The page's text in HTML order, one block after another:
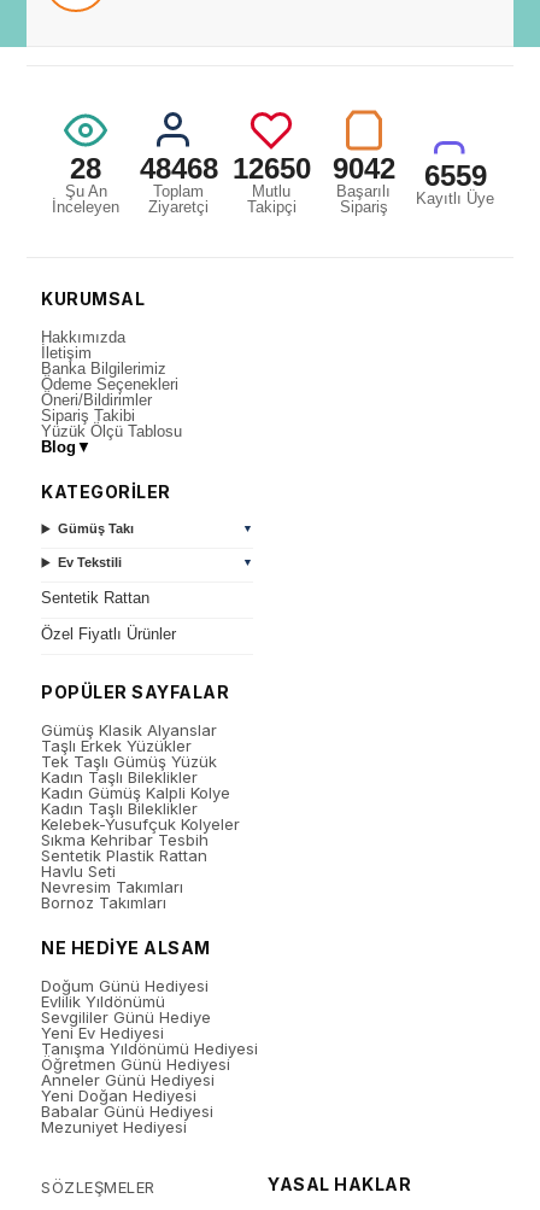
28
Şu An
İnceleyen
48468
Toplam
Ziyaretçi
12650
Mutlu
Takipçi
9042
Başarılı
Sipariş
6559
Kayıtlı Üye
KURUMSAL
Hakkımızda
İletişim
Banka Bilgilerimiz
Ödeme Seçenekleri
Öneri/Bildirimler
Sipariş Takibi
Yüzük Ölçü Tablosu
Blog ▼
KATEGORİLER
Gümüş Takı ▼
Ev Tekstili ▼
Sentetik Rattan
Özel Fiyatlı Ürünler
POPÜLER SAYFALAR
Gümüş Klasik Alyanslar
Taşlı Erkek Yüzükler
Tek Taşlı Gümüş Yüzük
Kadın Taşlı Bileklikler
Kadın Gümüş Kalpli Kolye
Kadın Taşlı Bileklikler
Kelebek-Yusufçuk Kolyeler
Sıkma Kehribar Tesbih
Sentetik Plastik Rattan
Havlu Seti
Nevresim Takımları
Bornoz Takımları
NE HEDİYE ALSAM
Doğum Günü Hediyesi
Evlilik Yıldönümü
Sevgililer Günü Hediye
Yeni Ev Hediyesi
Tanışma Yıldönümü Hediyesi
Öğretmen Günü Hediyesi
Anneler Günü Hediyesi
Yeni Doğan Hediyesi
Babalar Günü Hediyesi
Mezuniyet Hediyesi
SÖZLEŞMELER
YASAL HAKLAR